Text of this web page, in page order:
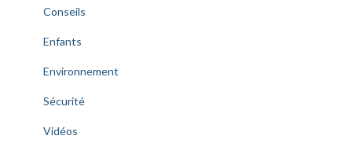
Conseils
Enfants
Environnement
Sécurité
Vidéos